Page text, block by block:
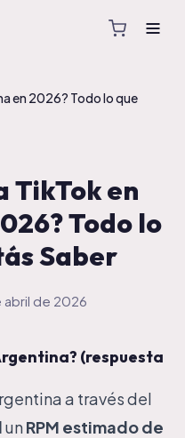
en 2026? Todo lo que
TikTok en
Todo lo
Saber
abril de 2026
(respuesta
a través del
unRPM estimado de